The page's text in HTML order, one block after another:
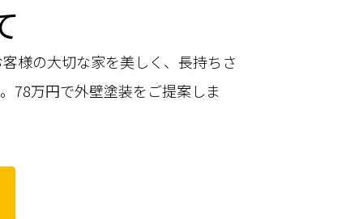
様の大切な家を美しく、長持ちさ
78万円で外壁塗装をご提案しま